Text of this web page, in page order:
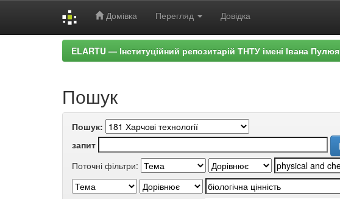
Домівка Перегляд Довідка
ELARTU — Інституційний репозитарій ТНТУ імені Івана Пулюя
Пошук
Пошук:
запит
Поточні фільтри: